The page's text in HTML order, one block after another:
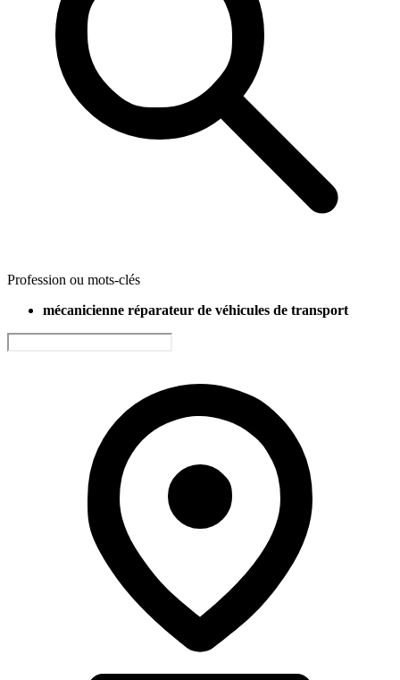
Profession ou mots-clés
mécanicienne réparateur de véhicules de transport